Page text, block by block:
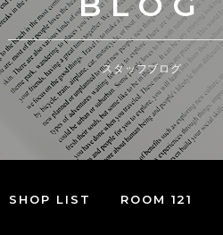
スタッフブログ
SHOP LIST ROOM 121